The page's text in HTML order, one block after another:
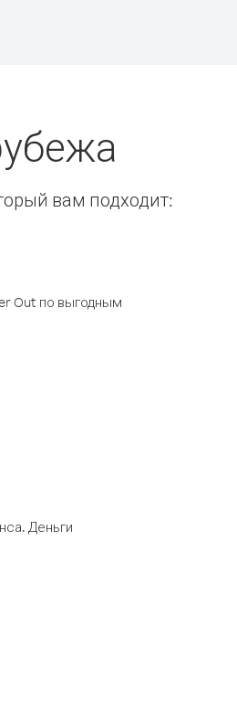
вам подходит:
Out по выгодным
Деньги